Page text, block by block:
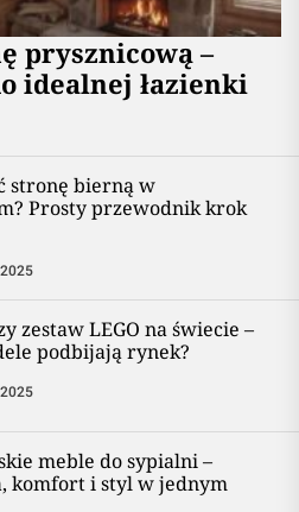
prysznicową –
idealnej łazienki
stronę bierną w
Prosty przewodnik krok
zestaw LEGO na świecie –
podbijają rynek?
meble do sypialni –
komfort i styl w jednym